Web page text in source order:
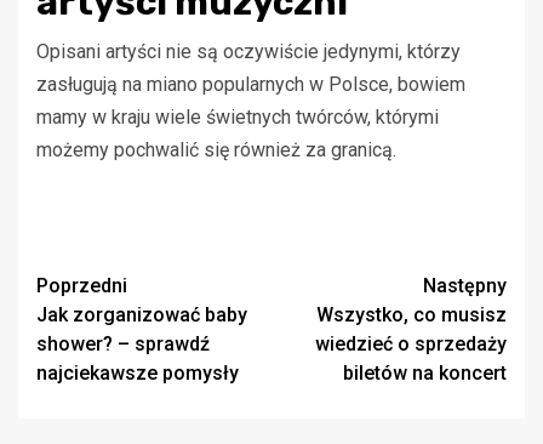
Opisani artyści nie są oczywiście jedynymi, którzy
zasługują na miano popularnych w Polsce, bowiem
mamy w kraju wiele świetnych twórców, którymi
możemy pochwalić się również za granicą.
Zobacz
wpisy
Poprzedni
Jak zorganizować baby
shower? – sprawdź
najciekawsze pomysły
Następny
Wszystko, co musisz
wiedzieć o sprzedaży
biletów na koncert